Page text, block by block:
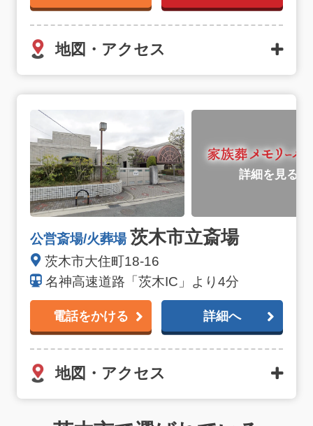
地図・アクセス
詳細を見る
公営斎場/火葬場茨木市立斎場
茨木市大住町18-16
名神高速道路「茨木IC」より4分
電話をかける 詳細へ
地図・アクセス